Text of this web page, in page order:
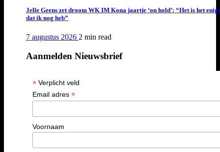
Jelle Geens zet droom WK IM Kona jaartje ‘on hold’: “Het is het
dat ik nog heb”
7 augustus 2026 2 min read
Aanmelden Nieuwsbrief
*Verplicht veld
Email adres *
Voornaam